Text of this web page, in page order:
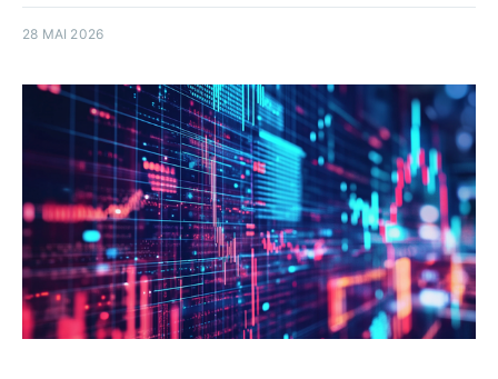
28 MAI 2026